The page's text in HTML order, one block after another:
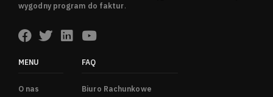
wygodny program do faktur.
MENU
O nas
FAQ
Biuro Rachunkowe